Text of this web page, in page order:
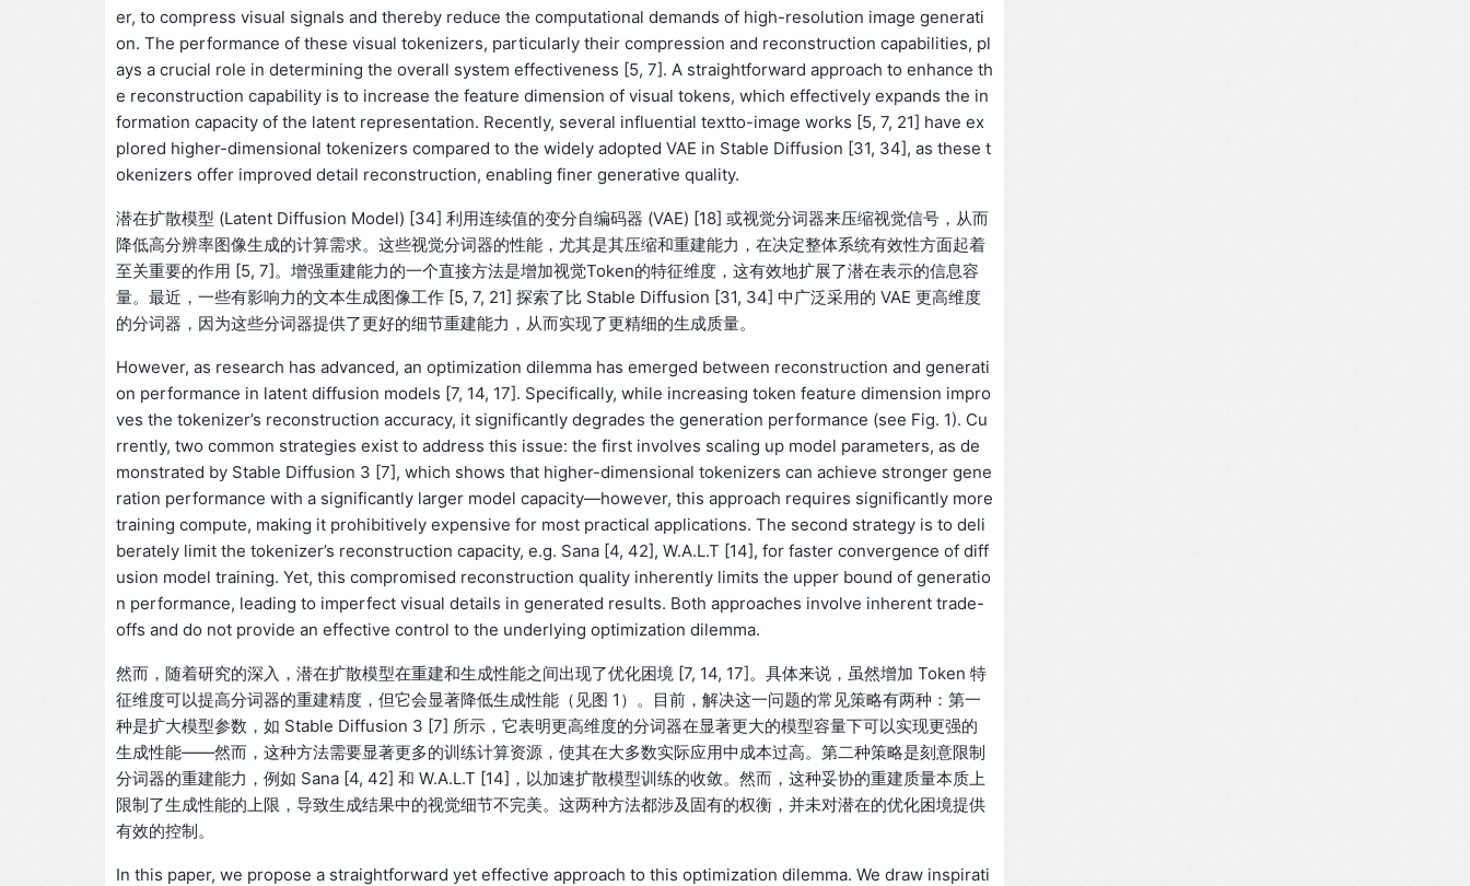
er, to compress visual signals and thereby reduce the computational demands of high-resolution image generati
on. The performance of these visual tokenizers, particularly their compression and reconstruction capabilities, pl
ays a crucial role in determining the overall system effectiveness [5, 7]. A straightforward approach to enhance th
e reconstruction capability is to increase the feature dimension of visual tokens, which effectively expands the in
formation capacity of the latent representation. Recently, several influential textto-image works [5, 7, 21] have ex
plored higher-dimensional tokenizers compared to the widely adopted VAE in Stable Diffusion [31, 34], as these t
okenizers offer improved detail reconstruction, enabling finer generative quality.
潜在扩散模型 (Latent Diffusion Model) [34] 利用连续值的变分自编码器 (VAE) [18] 或视觉分词器来压缩视觉信号，从而
降低高分辨率图像生成的计算需求。这些视觉分词器的性能，尤其是其压缩和重建能力，在决定整体系统有效性方面起着
至关重要的作用 [5, 7]。增强重建能力的一个直接方法是增加视觉Token的特征维度，这有效地扩展了潜在表示的信息容
量。最近，一些有影响力的文本生成图像工作 [5, 7, 21] 探索了比 Stable Diffusion [31, 34] 中广泛采用的 VAE 更高维度
的分词器，因为这些分词器提供了更好的细节重建能力，从而实现了更精细的生成质量。
However, as research has advanced, an optimization dilemma has emerged between reconstruction and generati
on performance in latent diffusion models [7, 14, 17]. Specifically, while increasing token feature dimension impro
ves the tokenizer’s reconstruction accuracy, it significantly degrades the generation performance (see Fig. 1). Cu
rrently, two common strategies exist to address this issue: the first involves scaling up model parameters, as de
monstrated by Stable Diffusion 3 [7], which shows that higher-dimensional tokenizers can achieve stronger gene
ration performance with a significantly larger model capacity—however, this approach requires significantly more
training compute, making it prohibitively expensive for most practical applications. The second strategy is to deli
berately limit the tokenizer’s reconstruction capacity, e.g. Sana [4, 42], W.A.L.T [14], for faster convergence of diff
usion model training. Yet, this compromised reconstruction quality inherently limits the upper bound of generatio
n performance, leading to imperfect visual details in generated results. Both approaches involve inherent trade-
offs and do not provide an effective control to the underlying optimization dilemma.
然而，随着研究的深入，潜在扩散模型在重建和生成性能之间出现了优化困境 [7, 14, 17]。具体来说，虽然增加 Token 特
征维度可以提高分词器的重建精度，但它会显著降低生成性能（见图 1）。目前，解决这一问题的常见策略有两种：第一
种是扩大模型参数，如 Stable Diffusion 3 [7] 所示，它表明更高维度的分词器在显著更大的模型容量下可以实现更强的
生成性能——然而，这种方法需要显著更多的训练计算资源，使其在大多数实际应用中成本过高。第二种策略是刻意限制
分词器的重建能力，例如 Sana [4, 42] 和 W.A.L.T [14]，以加速扩散模型训练的收敛。然而，这种妥协的重建质量本质上
限制了生成性能的上限，导致生成结果中的视觉细节不完美。这两种方法都涉及固有的权衡，并未对潜在的优化困境提供
有效的控制。
In this paper, we propose a straightforward yet effective approach to this optimization dilemma. We draw inspirati